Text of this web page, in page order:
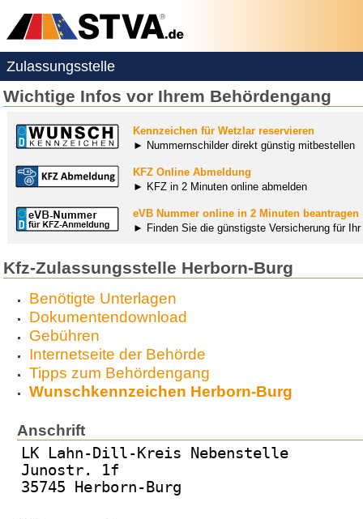
Zulassungsstelle
Wichtige Infos vor Ihrem Behördengang
Kennzeichen für Wetzlar reservieren
► Nummernschilder direkt günstig mitbestellen
KFZ Online Abmeldung
► KFZ in 2 Minuten online abmelden
eVB Nummer online in 2 Minuten beantragen
► Finden Sie die günstigste Versicherung für
Kfz-Zulassungsstelle Herborn-Burg
Benötigte Unterlagen
Dokumentendownload
Gebühren
Internetseite der Behörde
Tipps zum Behördengang
Wunschkennzeichen Herborn-Burg
Anschrift
LK Lahn-Dill-Kreis Nebenstelle
Junostr. 1f
35745 Herborn-Burg